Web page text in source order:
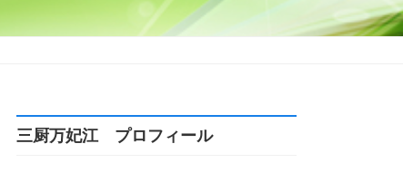
三厨万妃江 プロフィール